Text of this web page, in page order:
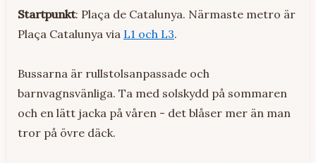
Startpunkt: Plaça de Catalunya. Närmaste metro är
Plaça Catalunya via L1 och L3.
Bussarna är rullstolsanpassade och
barnvagnsvänliga. Ta med solskydd på sommaren
och en lätt jacka på våren - det blåser mer än man
tror på övre däck.